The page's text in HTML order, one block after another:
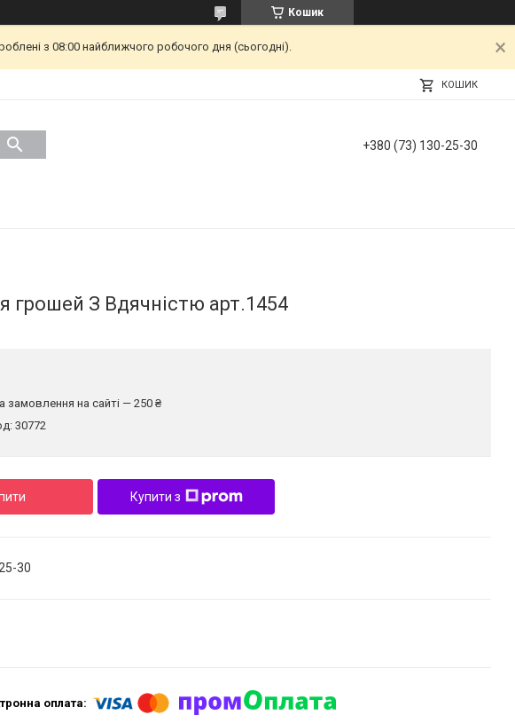
Кошик
з 08:00 найближчого робочого дня (сьогодні).
КОШИК
+380 (73) 130-25-30
грошей З Вдячністю арт.1454
замовлення на сайті — 250 ₴
30772
Купити з
30